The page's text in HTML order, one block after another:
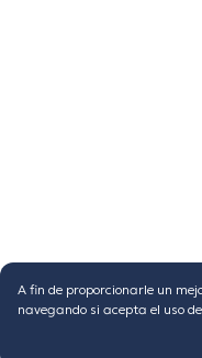
A fin de proporcionarle un
navegando si acepta el uso